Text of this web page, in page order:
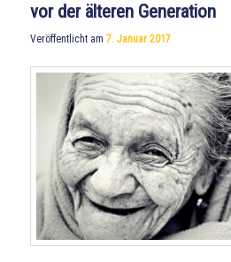
vor der älteren Generation
Veröffentlicht am7. Januar 2017